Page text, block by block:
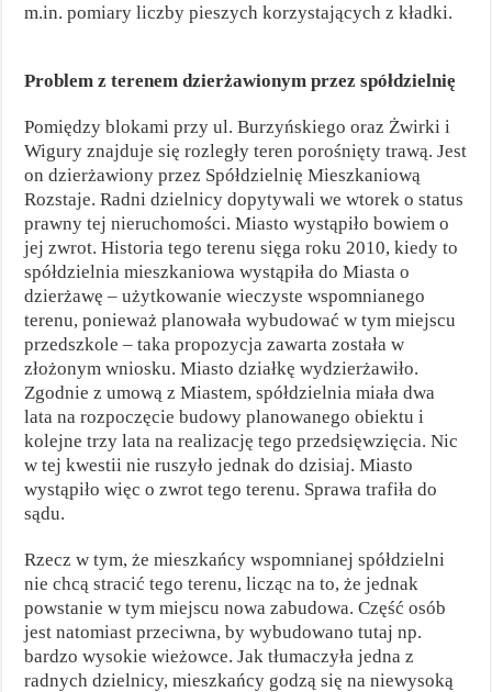
m.in. pomiary liczby pieszych korzystających z kładki.
Problem z terenem dzierżawionym przez spółdzielnię
Pomiędzy blokami przy ul. Burzyńskiego oraz Żwirki i
Wigury znajduje się rozległy teren porośnięty trawą. Jest
on dzierżawiony przez Spółdzielnię Mieszkaniową
Rozstaje. Radni dzielnicy dopytywali we wtorek o status
prawny tej nieruchomości. Miasto wystąpiło bowiem o
jej zwrot. Historia tego terenu sięga roku 2010, kiedy to
spółdzielnia mieszkaniowa wystąpiła do Miasta o
dzierżawę – użytkowanie wieczyste wspomnianego
terenu, ponieważ planowała wybudować w tym miejscu
przedszkole – taka propozycja zawarta została w
złożonym wniosku. Miasto działkę wydzierżawiło.
Zgodnie z umową z Miastem, spółdzielnia miała dwa
lata na rozpoczęcie budowy planowanego obiektu i
kolejne trzy lata na realizację tego przedsięwzięcia. Nic
w tej kwestii nie ruszyło jednak do dzisiaj. Miasto
wystąpiło więc o zwrot tego terenu. Sprawa trafiła do
sądu.
Rzecz w tym, że mieszkańcy wspomnianej spółdzielni
nie chcą stracić tego terenu, licząc na to, że jednak
powstanie w tym miejscu nowa zabudowa. Część osób
jest natomiast przeciwna, by wybudowano tutaj np.
bardzo wysokie wieżowce. Jak tłumaczyła jedna z
radnych dzielnicy, mieszkańcy godzą się na niewysoką